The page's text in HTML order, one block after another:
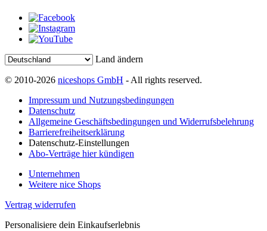
Land ändern
© 2010-2026 niceshops GmbH - All rights reserved.
Impressum und Nutzungsbedingungen
Datenschutz
Allgemeine Geschäftsbedingungen und Widerrufsbelehrung
Barrierefreiheitserklärung
Datenschutz-Einstellungen
Abo-Verträge hier kündigen
Unternehmen
Weitere nice Shops
Vertrag widerrufen
Personalisiere dein Einkaufserlebnis